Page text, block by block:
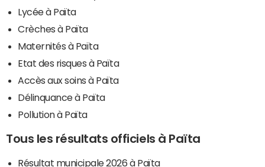
Lycée à Païta
Crèches à Païta
Maternités à Païta
Etat des risques à Païta
Accès aux soins à Païta
Délinquance à Païta
Pollution à Païta
Tous les résultats officiels à Païta
Résultat municipale 2026 à Païta